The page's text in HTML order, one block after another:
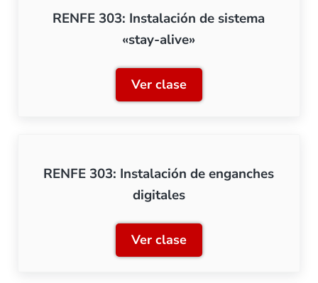
RENFE 303: Instalación de sistema
«stay-alive»
Ver claseRENFE 303: Instalación
RENFE 303: Instalación de enganches
digitales
Ver claseRENFE 303: Instalación